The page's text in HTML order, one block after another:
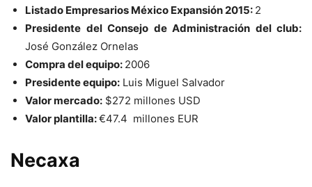
Listado Empresarios México Expansión 2015: 2
Presidente del Consejo de Administración del club:
José González Ornelas
Compra del equipo: 2006
Presidente equipo: Luis Miguel Salvador
Valor mercado: $272 millones USD
Valor plantilla:€47.4 millones EUR
Necaxa